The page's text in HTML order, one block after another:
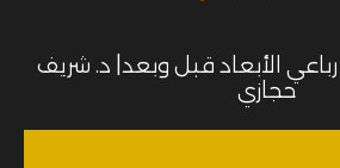
الأبعاد قبل وبعد| د. شريف
حجازي